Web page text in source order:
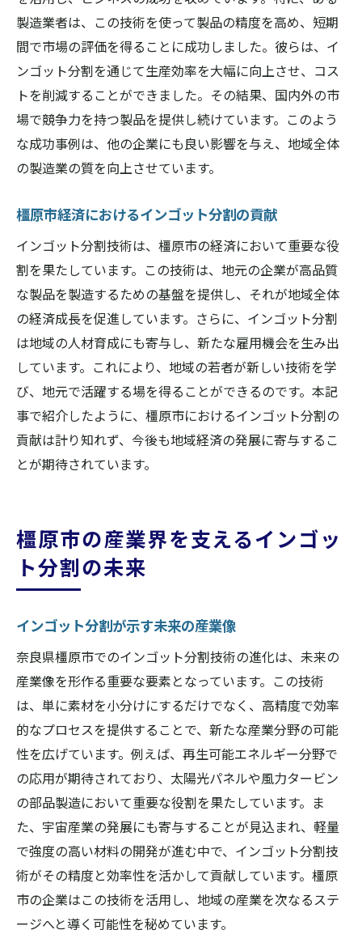
製造業者は、この技術を使って製品の精度を高め、短期
間で市場の評価を得ることに成功しました。彼らは、イ
ンゴット分割を通じて生産効率を大幅に向上させ、コス
トを削減することができました。その結果、国内外の市
場で競争力を持つ製品を提供し続けています。このよう
な成功事例は、他の企業にも良い影響を与え、地域全体
の製造業の質を向上させています。
橿原市経済におけるインゴット分割の貢献
インゴット分割技術は、橿原市の経済において重要な役
割を果たしています。この技術は、地元の企業が高品質
な製品を製造するための基盤を提供し、それが地域全体
の経済成長を促進しています。さらに、インゴット分割
は地域の人材育成にも寄与し、新たな雇用機会を生み出
しています。これにより、地域の若者が新しい技術を学
び、地元で活躍する場を得ることができるのです。本記
事で紹介したように、橿原市におけるインゴット分割の
貢献は計り知れず、今後も地域経済の発展に寄与するこ
とが期待されています。
橿原市の産業界を支えるインゴッ
ト分割の未来
インゴット分割が示す未来の産業像
奈良県橿原市でのインゴット分割技術の進化は、未来の
産業像を形作る重要な要素となっています。この技術
は、単に素材を小分けにするだけでなく、高精度で効率
的なプロセスを提供することで、新たな産業分野の可能
性を広げています。例えば、再生可能エネルギー分野で
の応用が期待されており、太陽光パネルや風力タービン
の部品製造において重要な役割を果たしています。ま
た、宇宙産業の発展にも寄与することが見込まれ、軽量
で強度の高い材料の開発が進む中で、インゴット分割技
術がその精度と効率性を活かして貢献しています。橿原
市の企業はこの技術を活用し、地域の産業を次なるステ
ージへと導く可能性を秘めています。